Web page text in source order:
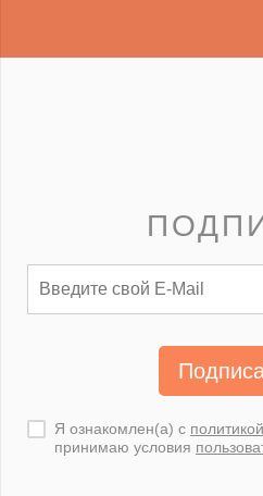
Я ознакомлен(а) с
принимаю условия